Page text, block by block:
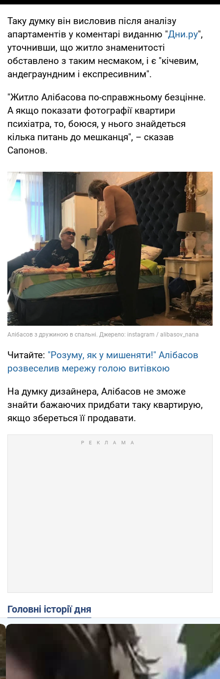
Таку думку він висловив після аналізу
апартаментів у коментарі виданню "Дни.ру",
уточнивши, що житло знаменитості
обставлено з таким несмаком, і є "кічевим,
андеграундним і експресивним".
"Житло Алібасова по-справжньому безцінне.
А якщо показати фотографії квартири
психіатра, то, боюся, у нього знайдеться
кілька питань до мешканця", – сказав
Сапонов.
Читайте: "Розуму, як у мишеняти!" Алібасов
розвеселив мережу голою витівкою
На думку дизайнера, Алібасов не зможе
знайти бажаючих придбати таку квартирую,
якщо збереться її продавати.
Головні історії дня